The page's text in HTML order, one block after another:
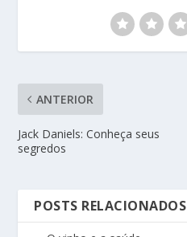
ANTERIOR
Jack Daniels: Conheça seus
segredos
POSTS RELACIONADOS